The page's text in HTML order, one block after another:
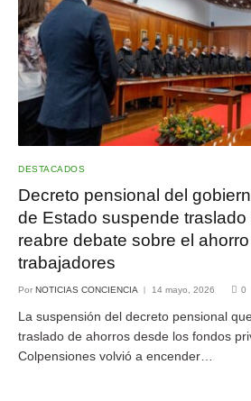
DESTACADOS
Decreto pensional del
de Estado suspende
reabre debate sobre el
trabajadores
Por NOTICIAS CONCIENCIA 14 mayo, 2026 0
La suspensión del decreto pensional
traslado de ahorros desde los fondos
Colpensiones volvió a encender…